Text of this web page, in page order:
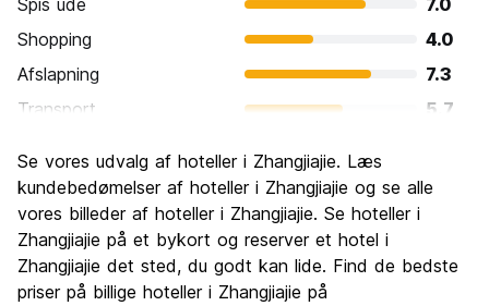
Spis ude
7.0
Shopping
4.0
Afslapning
7.3
Transport
5.7
Kultur
6.3
Fester
Værdi for pengene
Se vores udvalg af hoteller i Zhangjiajie. Læs
kundebedømelser af hoteller i Zhangjiajie og se alle
vores billeder af hoteller i Zhangjiajie. Se hoteller i
Zhangjiajie på et bykort og reserver et hotel i
Zhangjiajie det sted, du godt kan lide. Find de bedste
priser på billige hoteller i Zhangjiajie på